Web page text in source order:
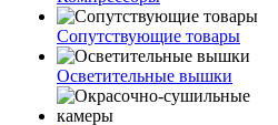
Сопутствующие товары
Осветительные вышки